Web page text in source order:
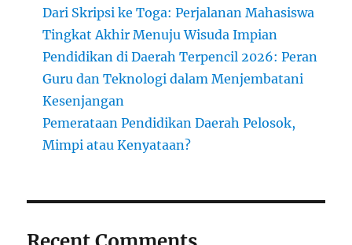
Dari Skripsi ke Toga: Perjalanan Mahasiswa
Tingkat Akhir Menuju Wisuda Impian
Pendidikan di Daerah Terpencil 2026: Peran
Guru dan Teknologi dalam Menjembatani
Kesenjangan
Pemerataan Pendidikan Daerah Pelosok,
Mimpi atau Kenyataan?